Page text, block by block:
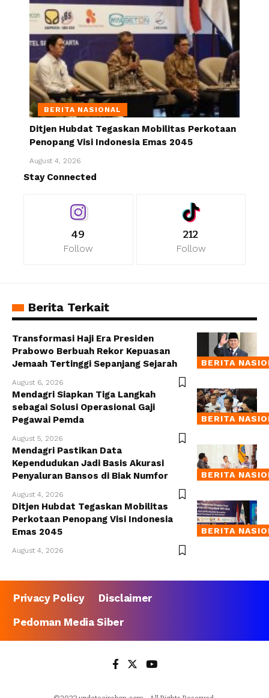
BERITA NASIONAL
Ditjen Hubdat Tegaskan Mobilitas Perkotaan
Penopang Visi Indonesia Emas 2045
August 4, 2026
Stay Connected
49
Follow
212
Follow
Berita Terkait
BERITA
Transformasi Haji Era Presiden
Prabowo Berbuah Rekor Kepuasan
Jemaah Tertinggi Sepanjang Sejarah
August 6, 2026
BERITA
Mendagri Siapkan Tiga Langkah
sebagai Solusi Operasional Gaji
Pegawai Pemda
August 5, 2026
BERITA
Mendagri Pastikan Data
Kependudukan Jadi Basis Akurasi
Penyaluran Bansos di Biak Numfor
August 4, 2026
BERITA
Ditjen Hubdat Tegaskan Mobilitas
Perkotaan Penopang Visi Indonesia
Emas 2045
August 4, 2026
Privacy Policy
Disclaimer
Pedoman Media Siber